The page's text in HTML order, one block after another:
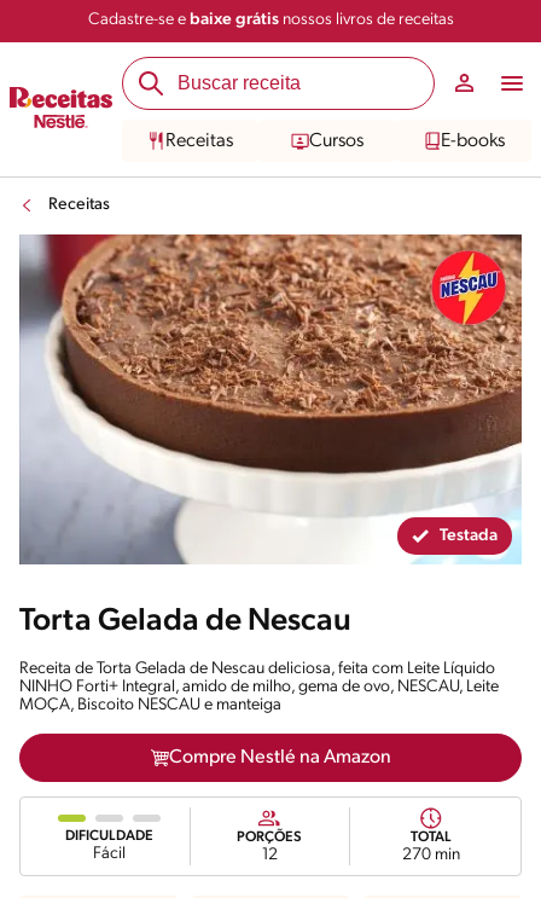
Cadastre-se e baixe grátisnossos livros de receitas
Receitas Cursos E-books
Receitas
Salvar Compartilhar
Testada
Torta Gelada de Nescau
Receita de Torta Gelada de Nescau deliciosa, feita com Leite Líquido
NINHO Forti+ Integral, amido de milho, gema de ovo, NESCAU, Leite
MOÇA, Biscoito NESCAU e manteiga
Compre Nestlé na Amazon
DIFICULDADE
Fácil
PORÇÕES
12
TOTAL
270 min